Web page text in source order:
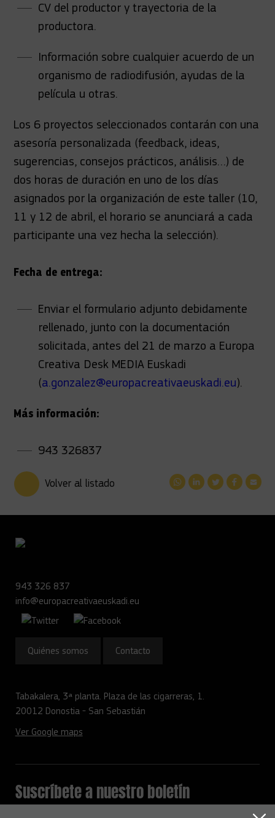
CV del productor y trayectoria de la
productora.
Información sobre cualquier acuerdo de un
organismo de radiodifusión, ayudas de la
película u otras.
Los 6 proyectos seleccionados contarán con una
asesoría personalizada (feedback, ideas,
sugerencias, consejos prácticos, análisis…) de
dos horas de duración en uno de los días
asignados por la organización de este taller (10,
11 y 12 de abril, el horario se anunciará a cada
participante una vez hecha la selección).
Fecha de entrega:
Enviar el formulario adjunto debidamente
rellenado, junto con la documentación
solicitada, antes del 21 de marzo a Europa
Creativa Desk MEDIA Euskadi
(a.gonzalez@europacreativaeuskadi.eu).
Más información:
943 326837
Volver al listado
943 326 837
info@europacreativaeuskadi.eu
Quiénes somos Contacto
Tabakalera, 3ª planta. Plaza de las cigarreras, 1.
20012 Donostia - San Sebastián
Ver Google maps
Suscríbete a nuestro boletín